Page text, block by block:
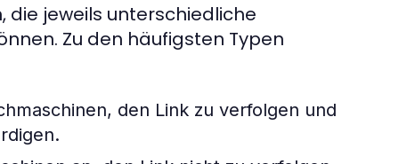
die jeweils unterschiedliche
Zu den häufigsten Typen
den Link zu verfolgen und